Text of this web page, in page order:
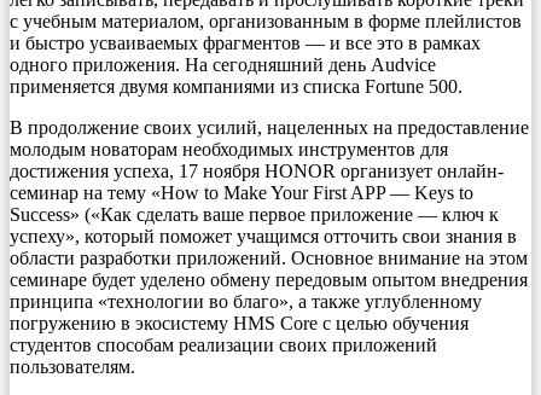
с учебным материалом, организованным в форме плейлистов
и быстро усваиваемых фрагментов — и все это в рамках
одного приложения. На сегодняшний день Audvice
применяется двумя компаниями из списка Fortune 500.
В продолжение своих усилий, нацеленных на предоставление
молодым новаторам необходимых инструментов для
достижения успеха, 17 ноября HONOR организует онлайн-
семинар на тему «How to Make Your First APP — Keys to
Success» («Как сделать ваше первое приложение — ключ к
успеху», который поможет учащимся отточить свои знания в
области разработки приложений. Основное внимание на этом
семинаре будет уделено обмену передовым опытом внедрения
принципа «технологии во благо», а также углубленному
погружению в экосистему HMS Core с целью обучения
студентов способам реализации своих приложений
пользователям.